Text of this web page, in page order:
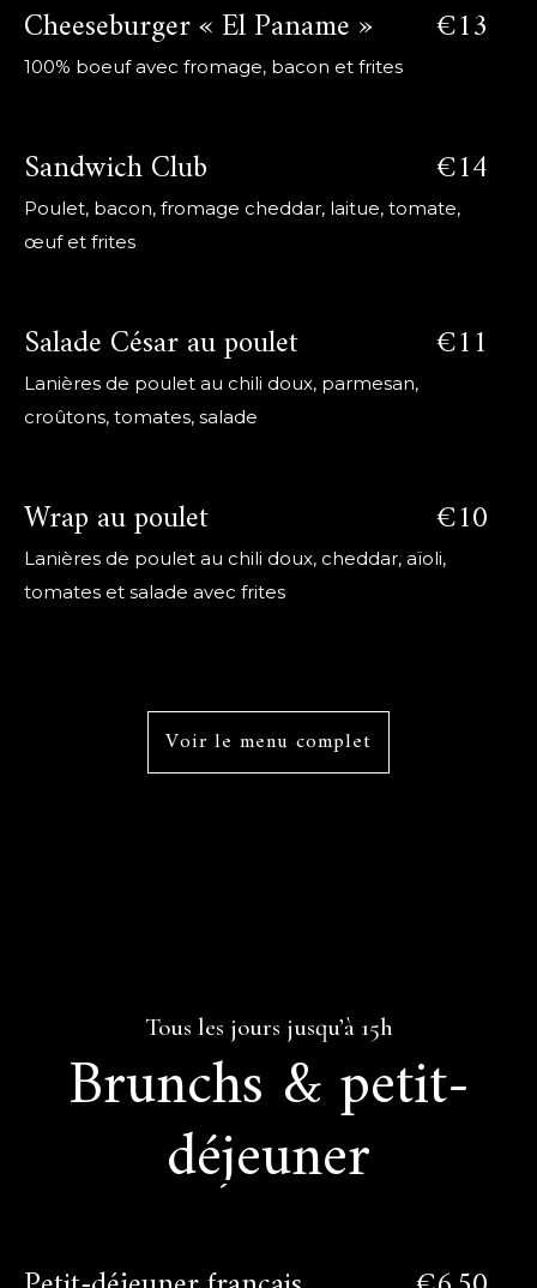
Cheeseburger « El Paname » €13
100% boeuf avec fromage, bacon et frites
Sandwich Club €14
Poulet, bacon, fromage cheddar, laitue, tomate,
œuf et frites
Salade César au poulet €11
Lanières de poulet au chili doux, parmesan,
croûtons, tomates, salade
Wrap au poulet €10
Lanières de poulet au chili doux, cheddar, aïoli,
tomates et salade avec frites
Voir le menu complet
Tous les jours jusqu’à 15h
Brunchs & petit-
déjeuner